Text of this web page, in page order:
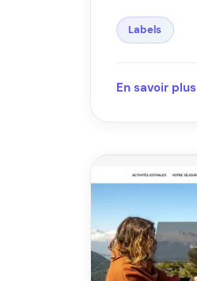
Labels
En savoir plus